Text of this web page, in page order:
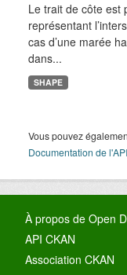
Le trait de côte est
représentant
cas d’une marée
dans...
SHAPE
Vous pouvez
Documentation de l'API
À propos de Open
API CKAN
Association CKAN